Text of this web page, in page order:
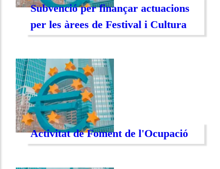
Subvenció per finançar actuacions
per les àrees de Festival i Cultura
Activitat de Foment de l'Ocupació